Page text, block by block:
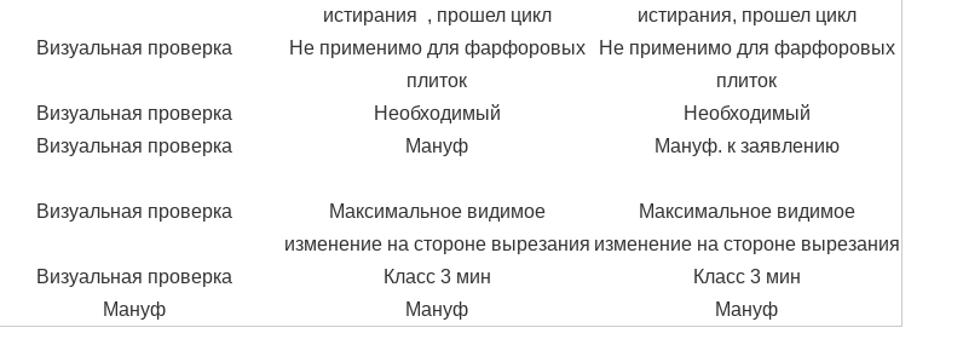
истирания , прошел цикл
истирания, прошел цикл
Визуальная проверка
Не применимо для фарфоровых
плиток
Не применимо для фарфоровых
плиток
Визуальная проверка Необходимый
Необходимый
Визуальная проверка Мануф Мануф. к заявлению
Визуальная проверка
Максимальное видимое
изменение на стороне вырезания
Максимальное видимое
изменение на стороне вырезания
Визуальная проверка Класс 3 мин
Класс 3 мин
Мануф Мануф Мануф